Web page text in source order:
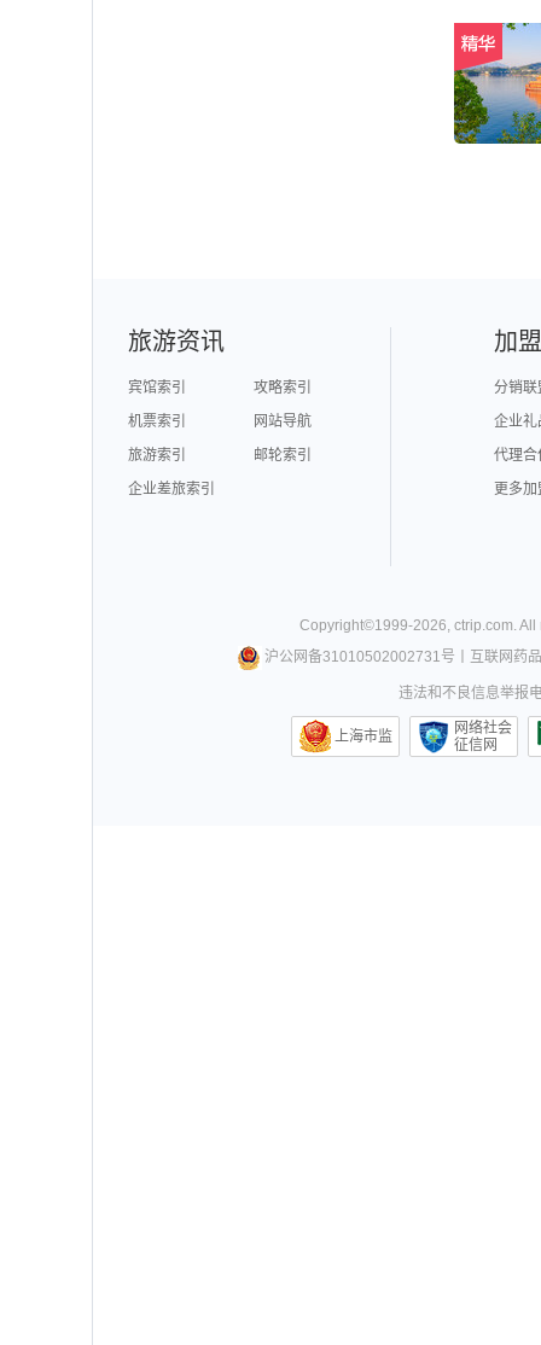
旅游资讯
宾馆索引
攻略索引
机票索引
网站导航
旅游索引
邮轮索引
企业差旅索引
加
分销联
企业礼
代理合
更多
Copyright©1999-2026,ctrip.com.
沪公网备31010502002731号
互联网药
违法和不良信息举报
上海市监
网络社会
征信网